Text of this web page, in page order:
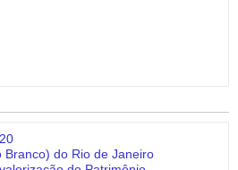
Branco) do Rio de Janeiro